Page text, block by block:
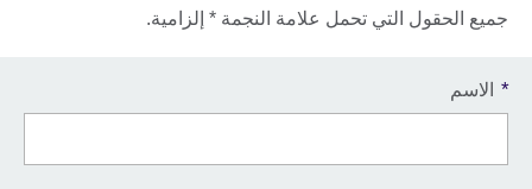
جميع الحقول التي تحمل علامة النجمة * إلزامية.
* الاسم